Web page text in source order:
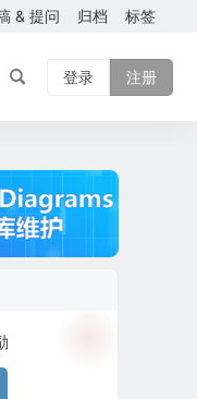
& 提问 归档 标签
登录 注册